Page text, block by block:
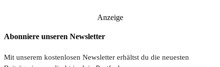
Anzeige
Abonniere unseren Newsletter
Mit unserem kostenlosen Newsletter erhältst du die neuesten